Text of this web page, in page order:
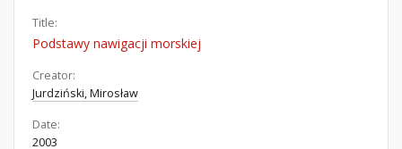
Title:
Podstawy nawigacji morskiej
Creator:
Jurdziński, Mirosław
Date:
2003